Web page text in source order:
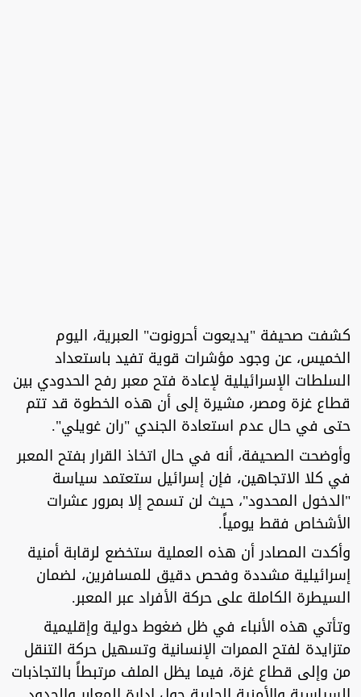
كشفت صحيفة "يديعوت أحرونوت" العبرية، اليوم
الخميس، عن وجود مؤشرات قوية تفيد باستعداد
السلطات الإسرائيلية لإعادة فتح معبر رفح الحدودي بين
قطاع غزة ومصر، مشيرة إلى أن هذه الخطوة قد تتم
حتى في حال عدم استعادة الجندي "ران غويلي".
وأوضحت الصحيفة، أنه في حال اتخاذ القرار بفتح المعبر
في كلا الاتجاهين، فإن إسرائيل ستعتمد سياسة
"الدخول المحدود"، حيث لن تسمح إلا بمرور عشرات
الأشخاص فقط يومياً.
وأكدت المصادر أن هذه العملية ستخضع لرقابة أمنية
إسرائيلية مشددة وفحص دقيق للمسافرين، لضمان
السيطرة الكاملة على حركة الأفراد عبر المعبر.
وتأتي هذه الأنباء في ظل ضغوط دولية وإقليمية
متزايدة لفتح الممرات الإنسانية وتسهيل حركة التنقل
من وإلى قطاع غزة، فيما يظل الملف مرتبطاً بالتجاذبات